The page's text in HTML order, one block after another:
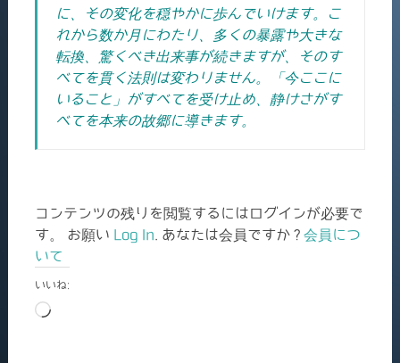
に、その変化を穏やかに歩んでいけます。
こ
れから数か月にわたり、多くの暴露や大きな
転換、驚くべき出来事が続きますが、そのす
べてを貫く法則は変わりません。「今ここに
いること」がすべてを受け止め、静けさがす
べてを本来の故郷に導きます。
コンテンツの残りを閲覧するにはログインが必要で
す。 お願い Log In . あなたは会員ですか ? 会員につ
いて
いいね:
読